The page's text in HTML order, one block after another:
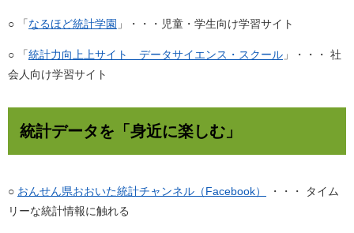
○ 「なるほど統計学園 」・・・児童・学生向け学習サイト
○ 「統計力向上上サイト データサイエンス・スクール 」・・・ 社
会人向け学習サイト
統計データを「身近に楽しむ」
○ おんせん県おおいた統計チャンネル（Facebook）
・・・ タイム
リーな統計情報に触れる